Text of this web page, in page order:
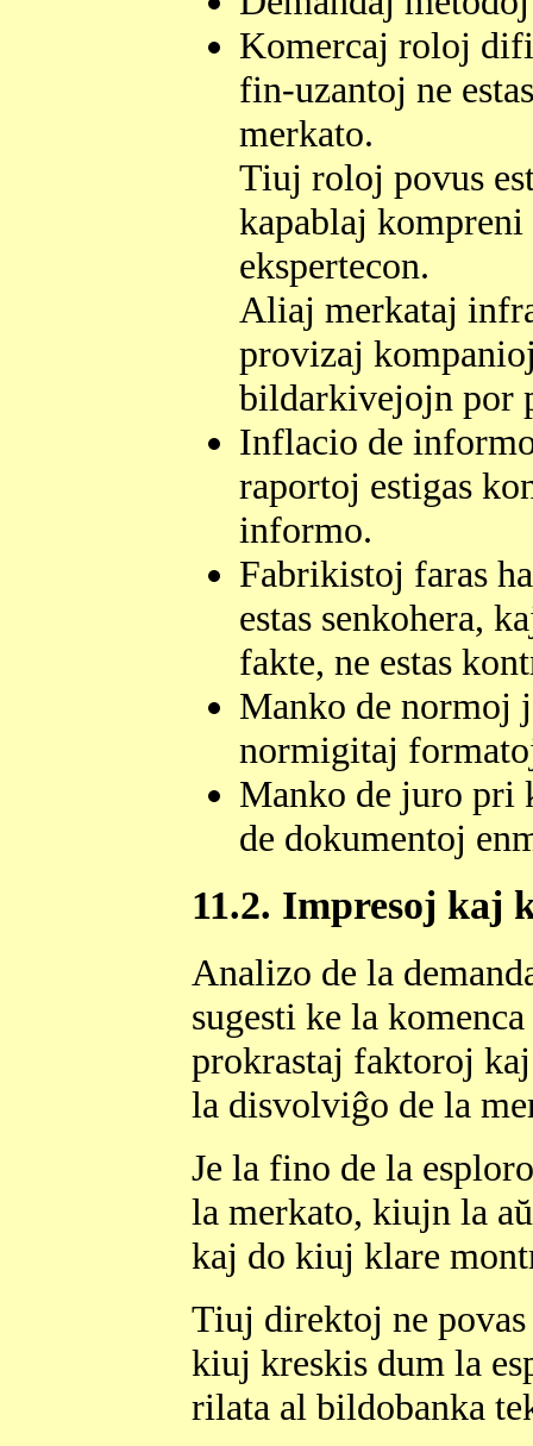
Komercaj roloj
fin-uzantoj ne
merkato.
Tiuj roloj povus
kapablaj kompreni
ekspertecon.
Aliaj merkataj
provizaj
bildarkivejojn por
Inflacio de
raportoj estigas
informo.
Fabrikistoj faras
estas senkohera,
fakte, ne estas
Manko de normoj
normigitaj
Manko de juro pri
de dokumentoj
11.2. Impresoj kaj
Analizo de la
sugesti ke la
prokrastaj faktoroj
la disvolviĝo de la
Je la fino de la
la merkato, kiujn la
kaj do kiuj klare
Tiuj direktoj ne
kiuj kreskis dum la
rilata al bildobanka